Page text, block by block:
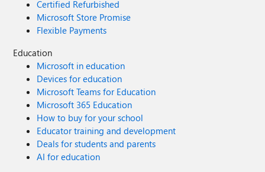
Certified Refurbished
Microsoft Store Promise
Flexible Payments
Education
Microsoft in education
Devices for education
Microsoft Teams for Education
Microsoft 365 Education
How to buy for your school
Educator training and development
Deals for students and parents
AI for education